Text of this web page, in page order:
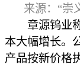
来源：“崇
章源钨业称
本大幅增长。
产品按新价格